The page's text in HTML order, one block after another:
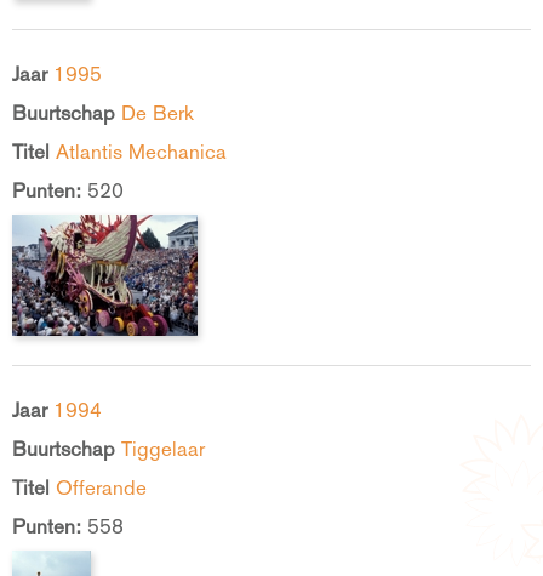
Jaar 1995
Buurtschap De Berk
Titel Atlantis Mechanica
Punten: 520
Jaar 1994
Buurtschap Tiggelaar
Titel Offerande
Punten: 558